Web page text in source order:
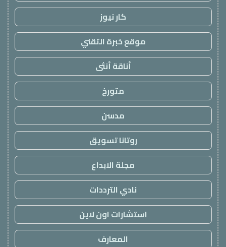
كار نيوز
موقع خبرة التقني
أناقة أنثى
متورخ
مدسن
روتانا تسويق
مجلة الابداع
نادي الترددات
استشارات اون لاين
المعارف